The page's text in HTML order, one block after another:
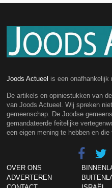
Joods Actueel is een onafhankelijk
De artikels en opiniestukken van
van Joods Actueel. Wij spreken
gemeenschap. De Joodse
gemandateerde feitelijke
een eigen mening te hebben en die
OVER ONS
ADVERTEREN